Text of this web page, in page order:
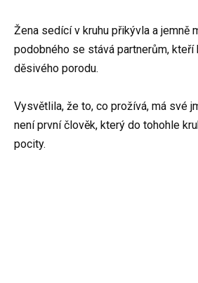
Žena sedící v kruhu přikývla a jemně
podobného se stává partnerům,
děsivého porodu.
Vysvětlila, že to, co prožívá, má své
není první člověk, který do tohohle
pocity.